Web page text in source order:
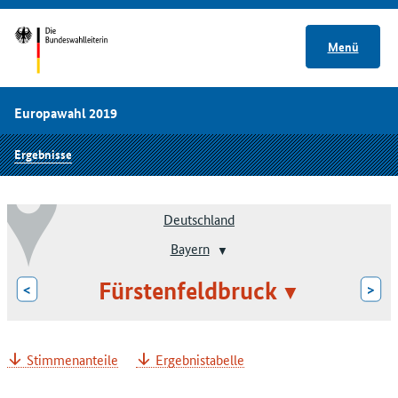
Menü
Europawahl 2019
Ergebnisse
Deutschland
Bayern
< Fürstenfeldbruck >
Stimmenanteile Ergebnistabelle